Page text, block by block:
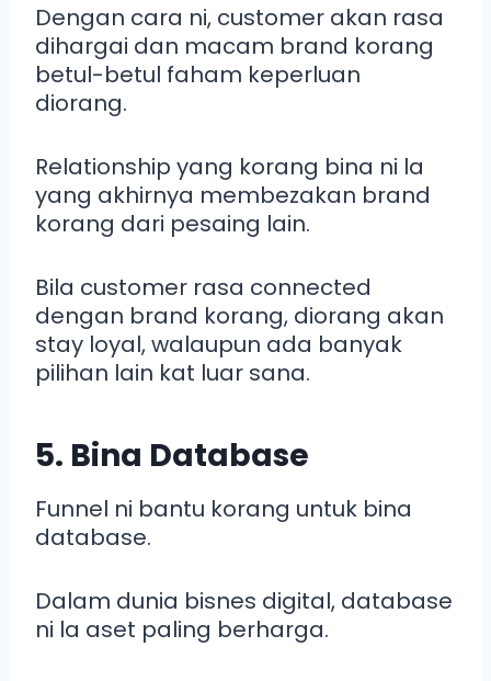
Dengan cara ni, customer akan rasa
dihargai dan macam brand korang
betul-betul faham keperluan
diorang.
Relationship yang korang bina ni la
yang akhirnya membezakan brand
korang dari pesaing lain.
Bila customer rasa connected
dengan brand korang, diorang akan
stay loyal, walaupun ada banyak
pilihan lain kat luar sana.
5. Bina Database
Funnel ni bantu korang untuk bina
database.
Dalam dunia bisnes digital, database
ni la aset paling berharga.